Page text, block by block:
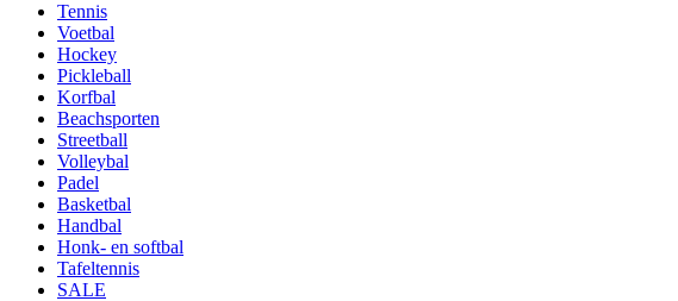
Tennis
Voetbal
Hockey
Pickleball
Korfbal
Beachsporten
Streetball
Volleybal
Padel
Basketbal
Handbal
Honk- en softbal
Tafeltennis
SALE